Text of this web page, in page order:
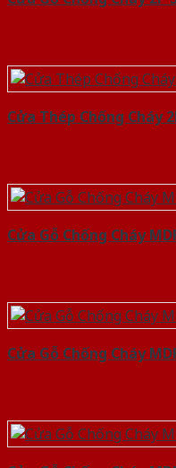
Cửa Thép Chống Cháy
Cửa Gỗ Chống Cháy
Cửa Gỗ Chống Cháy